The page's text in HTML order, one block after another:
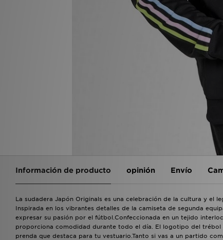
Información de producto opinión Envío
La sudadera Japón Originals es una celebración de la cultura y el
Inspirada en los vibrantes detalles de la camiseta de segunda
expresar su pasión por el fútbol.Confeccionada en un tejido
proporciona comodidad durante todo el día. El logotipo del
prenda que destaca para tu vestuario.Tanto si vas a un partido